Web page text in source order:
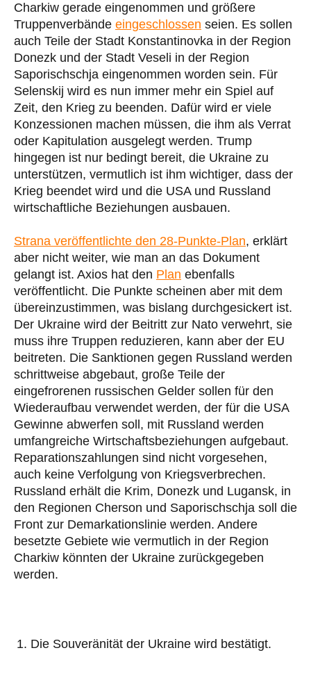
Charkiw gerade eingenommen und größere
Truppenverbände eingeschlossen seien. Es sollen
auch Teile der Stadt Konstantinovka in der Region
Donezk und der Stadt Veseli in der Region
Saporischschja eingenommen worden sein. Für
Selenskij wird es nun immer mehr ein Spiel auf
Zeit, den Krieg zu beenden. Dafür wird er viele
Konzessionen machen müssen, die ihm als Verrat
oder Kapitulation ausgelegt werden. Trump
hingegen ist nur bedingt bereit, die Ukraine zu
unterstützen, vermutlich ist ihm wichtiger, dass der
Krieg beendet wird und die USA und Russland
wirtschaftliche Beziehungen ausbauen.
Strana veröffentlichte den 28-Punkte-Plan, erklärt
aber nicht weiter, wie man an das Dokument
gelangt ist. Axios hat den Plan ebenfalls
veröffentlicht. Die Punkte scheinen aber mit dem
übereinzustimmen, was bislang durchgesickert ist.
Der Ukraine wird der Beitritt zur Nato verwehrt, sie
muss ihre Truppen reduzieren, kann aber der EU
beitreten. Die Sanktionen gegen Russland werden
schrittweise abgebaut, große Teile der
eingefrorenen russischen Gelder sollen für den
Wiederaufbau verwendet werden, der für die USA
Gewinne abwerfen soll, mit Russland werden
umfangreiche Wirtschaftsbeziehungen aufgebaut.
Reparationszahlungen sind nicht vorgesehen,
auch keine Verfolgung von Kriegsverbrechen.
Russland erhält die Krim, Donezk und Lugansk, in
den Regionen Cherson und Saporischschja soll die
Front zur Demarkationslinie werden. Andere
besetzte Gebiete wie vermutlich in der Region
Charkiw könnten der Ukraine zurückgegeben
werden.
Die Souveränität der Ukraine wird bestätigt.